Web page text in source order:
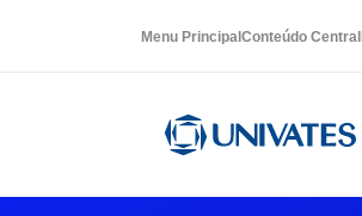
Menu Principal Conteúdo Central